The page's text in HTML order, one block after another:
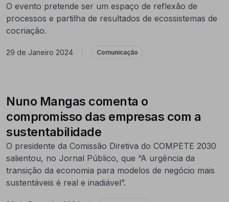
O evento pretende ser um espaço de reflexão de
processos e partilha de resultados de ecossistemas de
cocriação.
29 de Janeiro 2024 Comunicação
Nuno Mangas comenta o
compromisso das empresas com a
sustentabilidade
O presidente da Comissão Diretiva do COMPETE 2030
salientou, no Jornal Público, que “A urgência da
transição da economia para modelos de negócio mais
sustentáveis é real e inadiável”.